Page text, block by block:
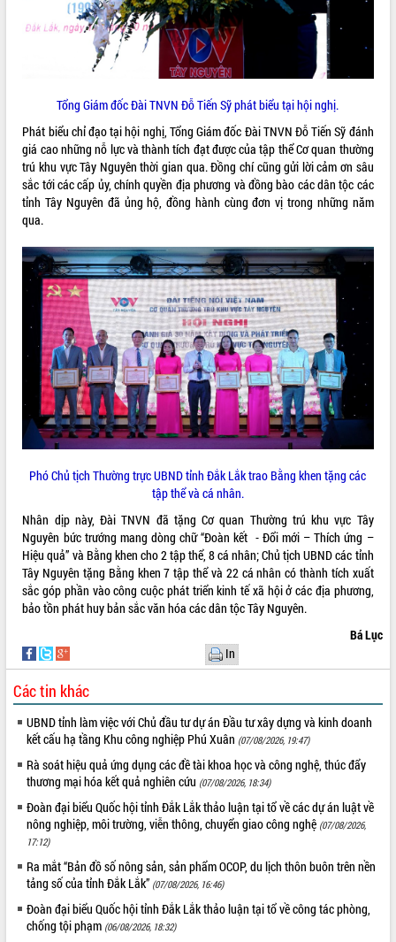
Khơi thông điểm nghẽn, đẩy nhanh
giải ngân vốn khắc phục thiên tai
HĐND tỉnh thông qua điều chỉnh Quy
hoạch tỉnh thời kỳ 2021-2030
Hội thảo góp ý hồ sơ điều chỉnh quy
hoạch tỉnh Đắk Lắk thời kỳ 2021-2030,
tầm nhìn đến năm 2050
Nâng cao hiệu quả hoạt động của các
doanh nghiệp nhà nước
Hội nghị triển khai kết nối mạng
quan Đảng, Nhà nước
Lễ phát động chuỗi hoạt động chung
tay làm sạch môi trường
Xã Ea Kar bước chuyển mình trong
công tác cải cách hành chính mô hình
UBND tỉnh họp báo định kỳ tháng 4
năm 2026
Hội thảo khoa học “Giải pháp thúc đẩy
phát triển nền kinh tế xanh tại tỉnh
Đắk Lắk”
Tăng cường giám sát, đôn đốc thực
hiện nhiệm vụ quản lý tài sản công
Tháo gỡ những vướng mắc, đẩy mạnh
công tác cải cách thủ tục hành chính
tại Trung tâm Phục vụ hành chính
công tỉnh
Đắk Lắk: Tôn vinh 46 giải pháp tại Hội
thi Sáng tạo Kỹ thuật 2024 - 2025
Đắk Lắk rà soát, điều chỉnh Đề án 190
về phát triển nuôi trồng thủy sản
Phó Chủ tịch UBND tỉnh Đắk Lắk
Trương Công Thái kiểm tra thực địa
Dự án cao tốc Khánh Hòa - Buôn Ma
Thuột
Định vị cà phê Việt Nam như một “di
sản sống” trong dòng chảy toàn cầu
Xây dựng nông thôn mới: Nâng cao đời
sống người dân từ những mô hình thiết
thực
nhanh tiến độ các dự án trọng điểm
trong Khu kinh tế Nam Phú Yên
Hòn Yến phát triển du lịch gắn với bảo
tồn biển
Tổng Giám đốc Đài TNVN Đỗ Tiến Sỹ phát biểu tại hội nghị.
Phát biểu chỉ đạo tại hội nghị, Tổng Giám đốc Đài TNVN Đỗ Tiến Sỹ đánh
giá cao những nỗ lực và thành tích đạt được của tập thể Cơ quan thường
trú khu vực Tây Nguyên thời gian qua. Đồng chí cũng gửi lời cảm ơn sâu
sắc tới các cấp ủy, chính quyền địa phương và đồng bào các dân tộc các
tỉnh Tây Nguyên đã ủng hộ, đồng hành cùng đơn vị trong những năm
qua.
Phó Chủ tịch Thường trực UBND tỉnh Đắk Lắk trao Bằng khen tặng các
tập thể và cá nhân.
Nhân dịp này, Đài TNVN đã tặng Cơ quan Thường trú khu vực Tây
Nguyên bức trướng mang dòng chữ “Đoàn kết - Đổi mới – Thích ứng –
Hiệu quả” và Bằng khen cho 2 tập thể, 8 cá nhân; Chủ tịch UBND các tỉnh
Tây Nguyên tặng Bằng khen 7 tập thể và 22 cá nhân có thành tích xuất
sắc góp phần vào công cuộc phát triển kinh tế xã hội ở các địa phương,
bảo tồn phát huy bản sắc văn hóa các dân tộc Tây Nguyên.
Bá Lục
In
Các tin khác
UBND tỉnh làm việc với Chủ đầu tư dự án Đầu tư xây dựng và kinh doanh
kết cấu hạ tầng Khu công nghiệp Phú Xuân (07/08/2026, 19:47)
Rà soát hiệu quả ứng dụng các đề tài khoa học và công nghệ, thúc đẩy
thương mại hóa kết quả nghiên cứu (07/08/2026, 18:34)
Đoàn đại biểu Quốc hội tỉnh Đắk Lắk thảo luận tại tổ về các dự án luật về
nông nghiệp, môi trường, viễn thông, chuyển giao công nghệ (07/08/2026,
17:12)
Ra mắt “Bản đồ số nông sản, sản phẩm OCOP, du lịch thôn buôn trên nền
tảng số của tỉnh Đắk Lắk” (07/08/2026, 16:46)
Đoàn đại biểu Quốc hội tỉnh Đắk Lắk thảo luận tại tổ về công tác phòng,
chống tội phạm (06/08/2026, 18:32)